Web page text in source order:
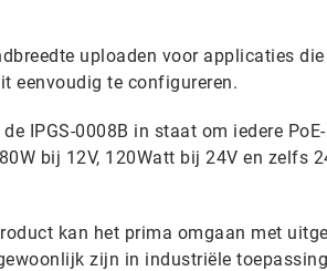
uploaden voor applicaties die
eenvoudig te configureren.
IPGS-0008B in staat om iedere
bij 12V, 120Watt bij 24V en zelfs
kan het prima omgaan met
zijn in industriële